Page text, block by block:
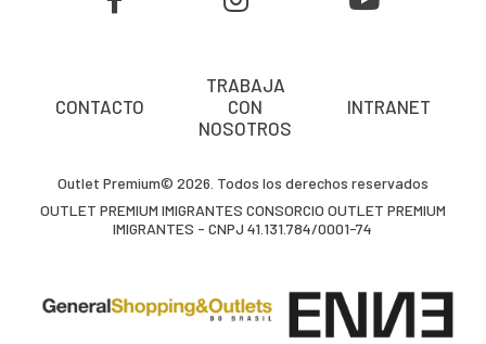
CONTACTO
TRABAJA
CON
NOSOTROS
INTRANET
Outlet Premium© 2026. Todos los derechos reservados
OUTLET PREMIUM IMIGRANTES CONSORCIO OUTLET PREMIUM
IMIGRANTES - CNPJ 41.131.784/0001-74